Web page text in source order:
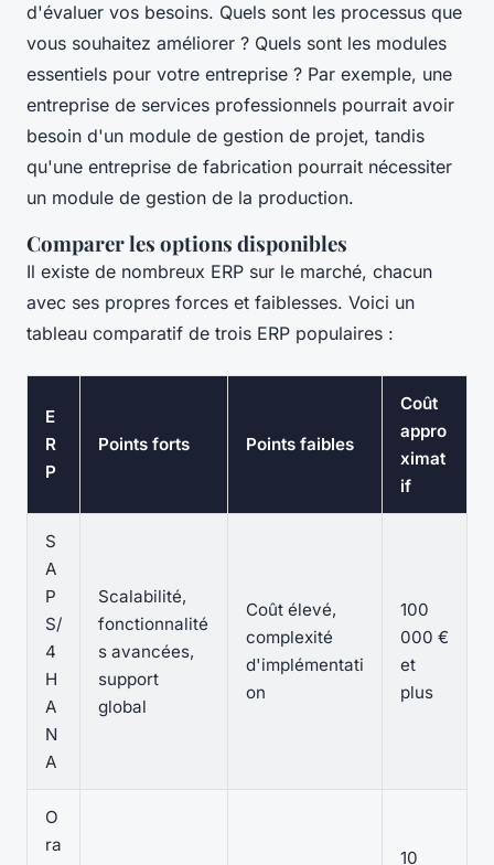
d'évaluer vos besoins. Quels sont les processus que
vous souhaitez améliorer ? Quels sont les modules
essentiels pour votre entreprise ? Par exemple, une
entreprise de services professionnels pourrait avoir
besoin d'un module de gestion de projet, tandis
qu'une entreprise de fabrication pourrait nécessiter
un module de gestion de la production.
Comparer les options disponibles
Il existe de nombreux ERP sur le marché, chacun
avec ses propres forces et faiblesses. Voici un
tableau comparatif de trois ERP populaires :
E
R
P
Points forts Points faibles
Coût
appro
ximat
if
S
A
P
S/
4
H
A
N
A
Scalabilité,
fonctionnalité
s avancées,
support
global
Coût élevé,
complexité
d'implémentati
on
100
000 €
et
plus
O
ra
10